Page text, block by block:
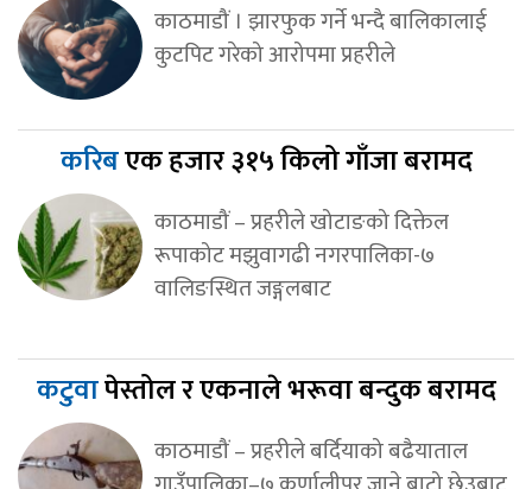
काठमाडौं । झारफुक गर्ने भन्दै बालिकालाई
कुटपिट गरेको आरोपमा प्रहरीले
करिबएक हजार ३१५ किलो गाँजा बरामद
काठमाडौं – प्रहरीले खोटाङको दिक्तेल
रूपाकोट मझुवागढी नगरपालिका-७
वालिङस्थित जङ्गलबाट
कटुवापेस्तोल र एकनाले भरूवा बन्दुक बरामद
काठमाडौं – प्रहरीले बर्दियाको बढैयाताल